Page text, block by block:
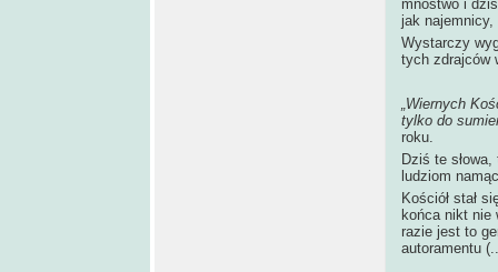
mnóstwo i
jak
Wystarczy
tych zdrajców
„Wiernych
tylko do
roku.
Dziś te
ludziom
Kościół stał
końca nikt nie
razie jest to
autoramentu